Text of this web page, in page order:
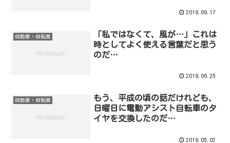
2019.09.17
自動車・自転車
「私ではなくて、風が…」これは
時としてよく使える言葉だと思う
のだ…
2019.06.25
自動車・自転車
もう、平成の頃の話だけれども、
日曜日に電動アシスト自転車のタ
イヤを交換したのだ…
2019.05.02